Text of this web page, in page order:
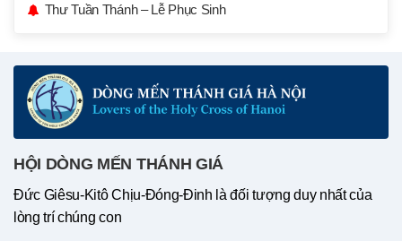
Thư Tuần Thánh – Lễ Phục Sinh
HỘI DÒNG MẾN THÁNH GIÁ
Đức Giêsu-Kitô Chịu-Đóng-Đinh là đối tượng duy nhất của
lòng trí chúng con